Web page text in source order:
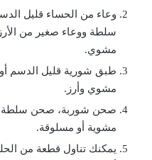
وعاء من الحساء قليل
سلطة ووعاء صغير من
مشوي.
طبق شورية قليل الدسم
مشوي وأرز.
صحن شوربة، صحن
مشوية أو مسلوقة.
يمكنك تناول قطعة من